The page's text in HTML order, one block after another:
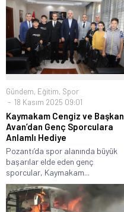
Gündem, Eğitim, Spor
18 Kasım 2025 09:01
Kaymakam Cengiz ve Başkan
Avan’dan Genç Sporculara
Anlamlı Hediye
Pozantı’da spor alanında büyük
başarılar elde eden genç
sporcular, Kaymakam...